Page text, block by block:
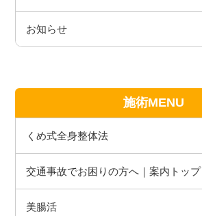
お知らせ
施術MENU
くめ式全身整体法
交通事故でお困りの方へ｜案内トップ
美腸活